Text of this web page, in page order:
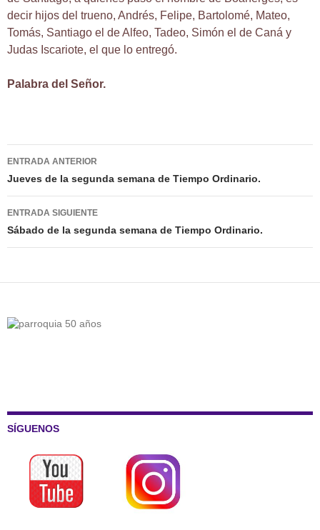
decir hijos del trueno, Andrés, Felipe, Bartolomé, Mateo,
Tomás, Santiago el de Alfeo, Tadeo, Simón el de Caná y
Judas Iscariote, el que lo entregó.
Palabra del Señor.
Navegación
de
entradas
ENTRADA ANTERIOR
Jueves de la segunda semana de Tiempo Ordinario.
ENTRADA SIGUIENTE
Sábado de la segunda semana de Tiempo Ordinario.
SÍGUENOS